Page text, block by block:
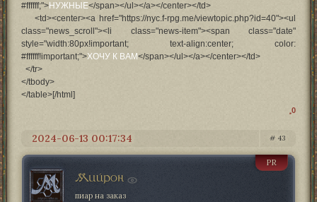
#ffffff;">НУЖНЫЕ</span></ul></a></center></td>
<td><center><a href="https://nyc.f-rpg.me/viewtopic.php?id=40"><ul
class="news_scroll"><li class="news-item"><span class="date"
style="width:80px!important; text-align:center; color:
#ffffff!important;">ХОЧУ К ВАМ</span></ul></a></center></td>
</tr>
</tbody>
</table>[/html]
0
43
2024-06-13 00:17:34
Мийрон
PR
пиар на заказ